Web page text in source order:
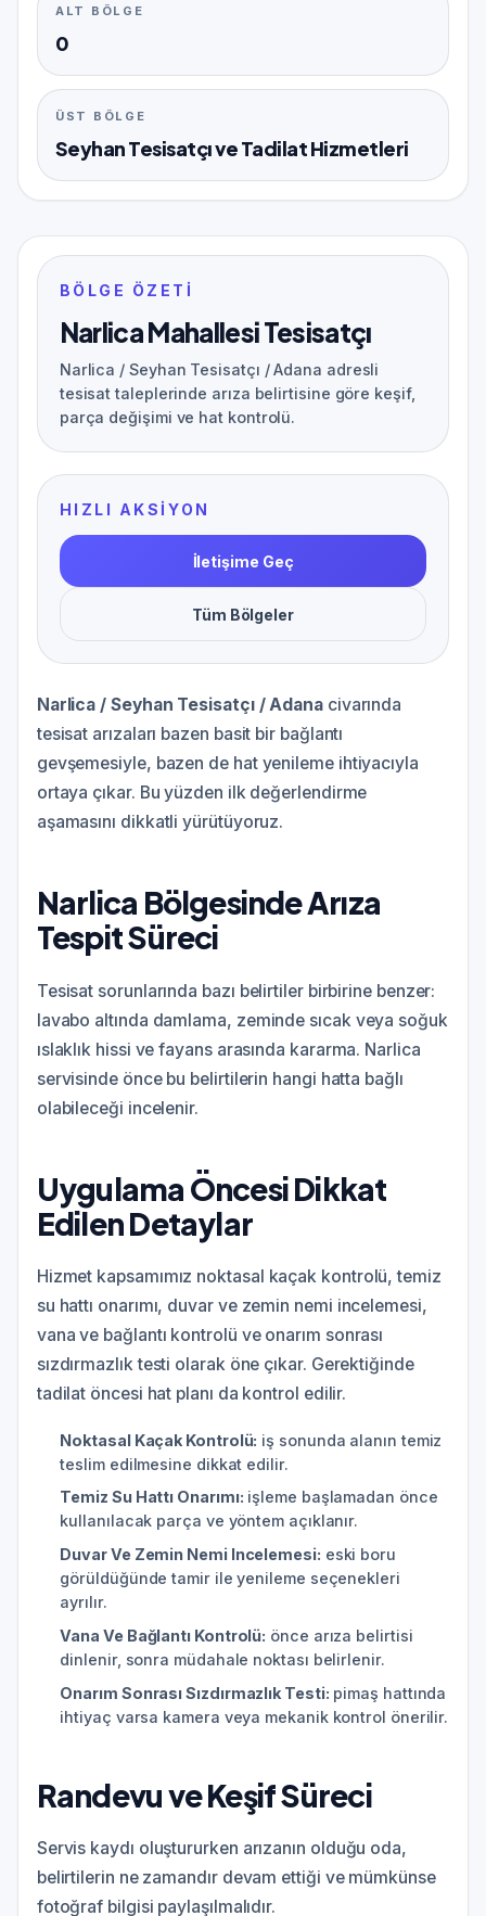
ALT BÖLGE
0
ÜST BÖLGE
Seyhan Tesisatçı ve Tadilat Hizmetleri
BÖLGE ÖZETI
Narlica Mahallesi Tesisatçı
Narlica / Seyhan Tesisatçı / Adana adresli
tesisat taleplerinde arıza belirtisine göre keşif,
parça değişimi ve hat kontrolü.
HIZLI AKSIYON
İletişime Geç
Tüm Bölgeler
Narlica / Seyhan Tesisatçı / Adanacivarında
tesisat arızaları bazen basit bir bağlantı
gevşemesiyle, bazen de hat yenileme ihtiyacıyla
ortaya çıkar. Bu yüzden ilk değerlendirme
aşamasını dikkatli yürütüyoruz.
Narlica Bölgesinde Arıza
Tespit Süreci
Tesisat sorunlarında bazı belirtiler birbirine benzer:
lavabo altında damlama, zeminde sıcak veya soğuk
ıslaklık hissi ve fayans arasında kararma. Narlica
servisinde önce bu belirtilerin hangi hatta bağlı
olabileceği incelenir.
Uygulama Öncesi Dikkat
Edilen Detaylar
Hizmet kapsamımız noktasal kaçak kontrolü, temiz
su hattı onarımı, duvar ve zemin nemi incelemesi,
vana ve bağlantı kontrolü ve onarım sonrası
sızdırmazlık testi olarak öne çıkar. Gerektiğinde
tadilat öncesi hat planı da kontrol edilir.
Noktasal Kaçak Kontrolü: iş sonunda alanın temiz
teslim edilmesine dikkat edilir.
Temiz Su Hattı Onarımı: işleme başlamadan önce
kullanılacak parça ve yöntem açıklanır.
Duvar Ve Zemin Nemi Incelemesi: eski boru
görüldüğünde tamir ile yenileme seçenekleri
ayrılır.
Vana Ve Bağlantı Kontrolü: önce arıza belirtisi
dinlenir, sonra müdahale noktası belirlenir.
Onarım Sonrası Sızdırmazlık Testi: pimaş hattında
ihtiyaç varsa kamera veya mekanik kontrol önerilir.
Randevu ve Keşif Süreci
Servis kaydı oluştururken arızanın olduğu oda,
belirtilerin ne zamandır devam ettiği ve mümkünse
fotoğraf bilgisi paylaşılmalıdır.